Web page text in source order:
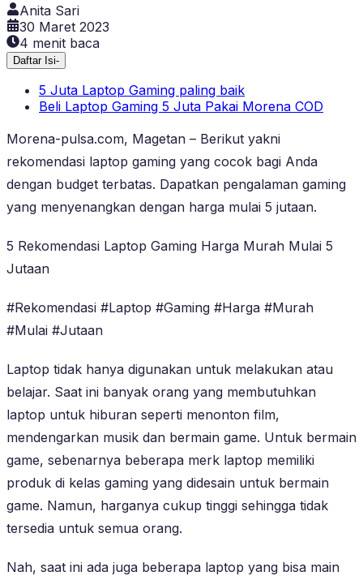
Anita Sari
30 Maret 2023
4 menit baca
Daftar Isi-
5 Juta Laptop Gaming paling baik
Beli Laptop Gaming 5 Juta Pakai Morena COD
Morena-pulsa.com, Magetan – Berikut yakni
rekomendasi laptop gaming yang cocok bagi Anda
dengan budget terbatas. Dapatkan pengalaman gaming
yang menyenangkan dengan harga mulai 5 jutaan.
5 Rekomendasi Laptop Gaming Harga Murah Mulai 5
Jutaan
#Rekomendasi #Laptop #Gaming #Harga #Murah
#Mulai #Jutaan
Laptop tidak hanya digunakan untuk melakukan atau
belajar. Saat ini banyak orang yang membutuhkan
laptop untuk hiburan seperti menonton film,
mendengarkan musik dan bermain game. Untuk bermain
game, sebenarnya beberapa merk laptop memiliki
produk di kelas gaming yang didesain untuk bermain
game. Namun, harganya cukup tinggi sehingga tidak
tersedia untuk semua orang.
Nah, saat ini ada juga beberapa laptop yang bisa main